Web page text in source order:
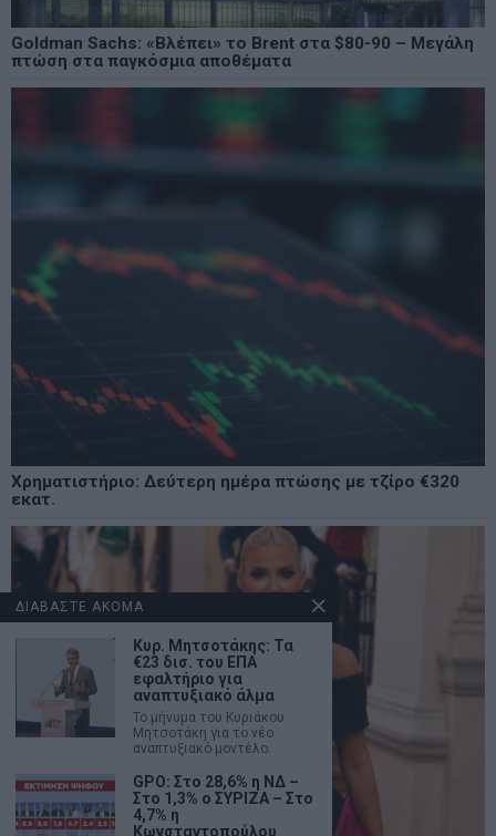
Goldman Sachs: «Βλέπει» το Brent στα $80-90 – Μεγάλη
πτώση στα παγκόσμια αποθέματα
Χρηματιστήριο: Δεύτερη ημέρα πτώσης με τζίρο €320
εκατ.
ΔΙΑΒΑΣΤΕ ΑΚΟΜΑ
Κυρ. Μητσοτάκης: Τα
€23 δισ. του ΕΠΑ
εφαλτήριο για
αναπτυξιακό άλμα
Το μήνυμα του Κυριάκου
Μητσοτάκη για το νέο
αναπτυξιακό μοντέλο.
GPO: Στο 28,6% η ΝΔ –
Στο 1,3% ο ΣΥΡΙΖΑ – Στο
4,7% η
Κωνσταντοπούλου